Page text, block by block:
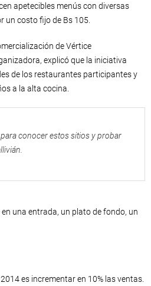
apetecibles menús con diversas
costo fijo de Bs 105.
de Vértice
explicó que la iniciativa
de los restaurantes participantes y
a la alta cocina.
conocer estos sitios y probar
una entrada, un plato de fondo, un
es incrementar en 10% las ventas.